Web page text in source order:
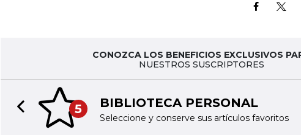
CONOZCA LOS BENEFICIOS EXCLUSIVOS
NUESTROS SUSCRIPTORES
5 BIBLIOTECA PERSONAL
Seleccione y conserve sus artículos favoritos
Previous slide